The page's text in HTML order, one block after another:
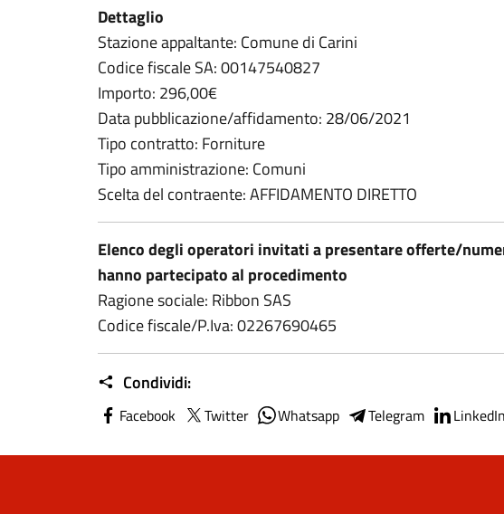
Dettaglio
Stazione appaltante: Comune di Carini
Codice fiscale SA: 00147540827
Importo: 296,00€
Data pubblicazione/affidamento: 28/06/2021
Tipo contratto: Forniture
Tipo amministrazione: Comuni
Scelta del contraente: AFFIDAMENTO DIRETTO
Elenco degli operatori invitati a presentare offerte/
hanno partecipato al procedimento
Ragione sociale: Ribbon SAS
Codice fiscale/P.Iva: 02267690465
Condividi:
Facebook Twitter Whatsapp Telegram LinkedIn